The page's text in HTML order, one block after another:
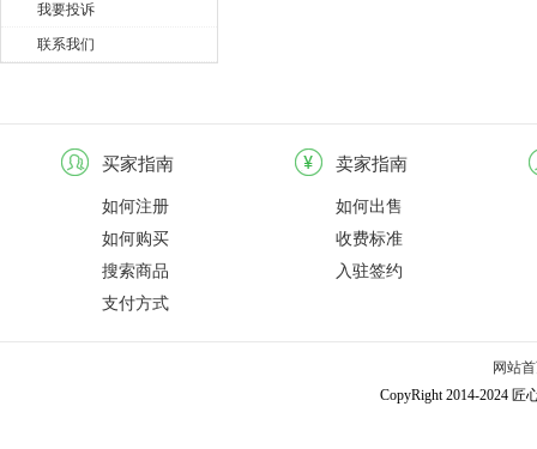
我要投诉
联系我们
买家指南
如何注册
如何购买
搜索商品
支付方式
卖家指南
如何出售
收费标准
入驻签约
网站
CopyRight 2014-2024